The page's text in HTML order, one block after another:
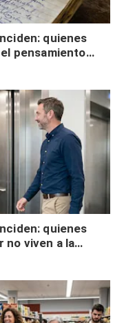
quienes
pensamiento
quienes
no viven a la